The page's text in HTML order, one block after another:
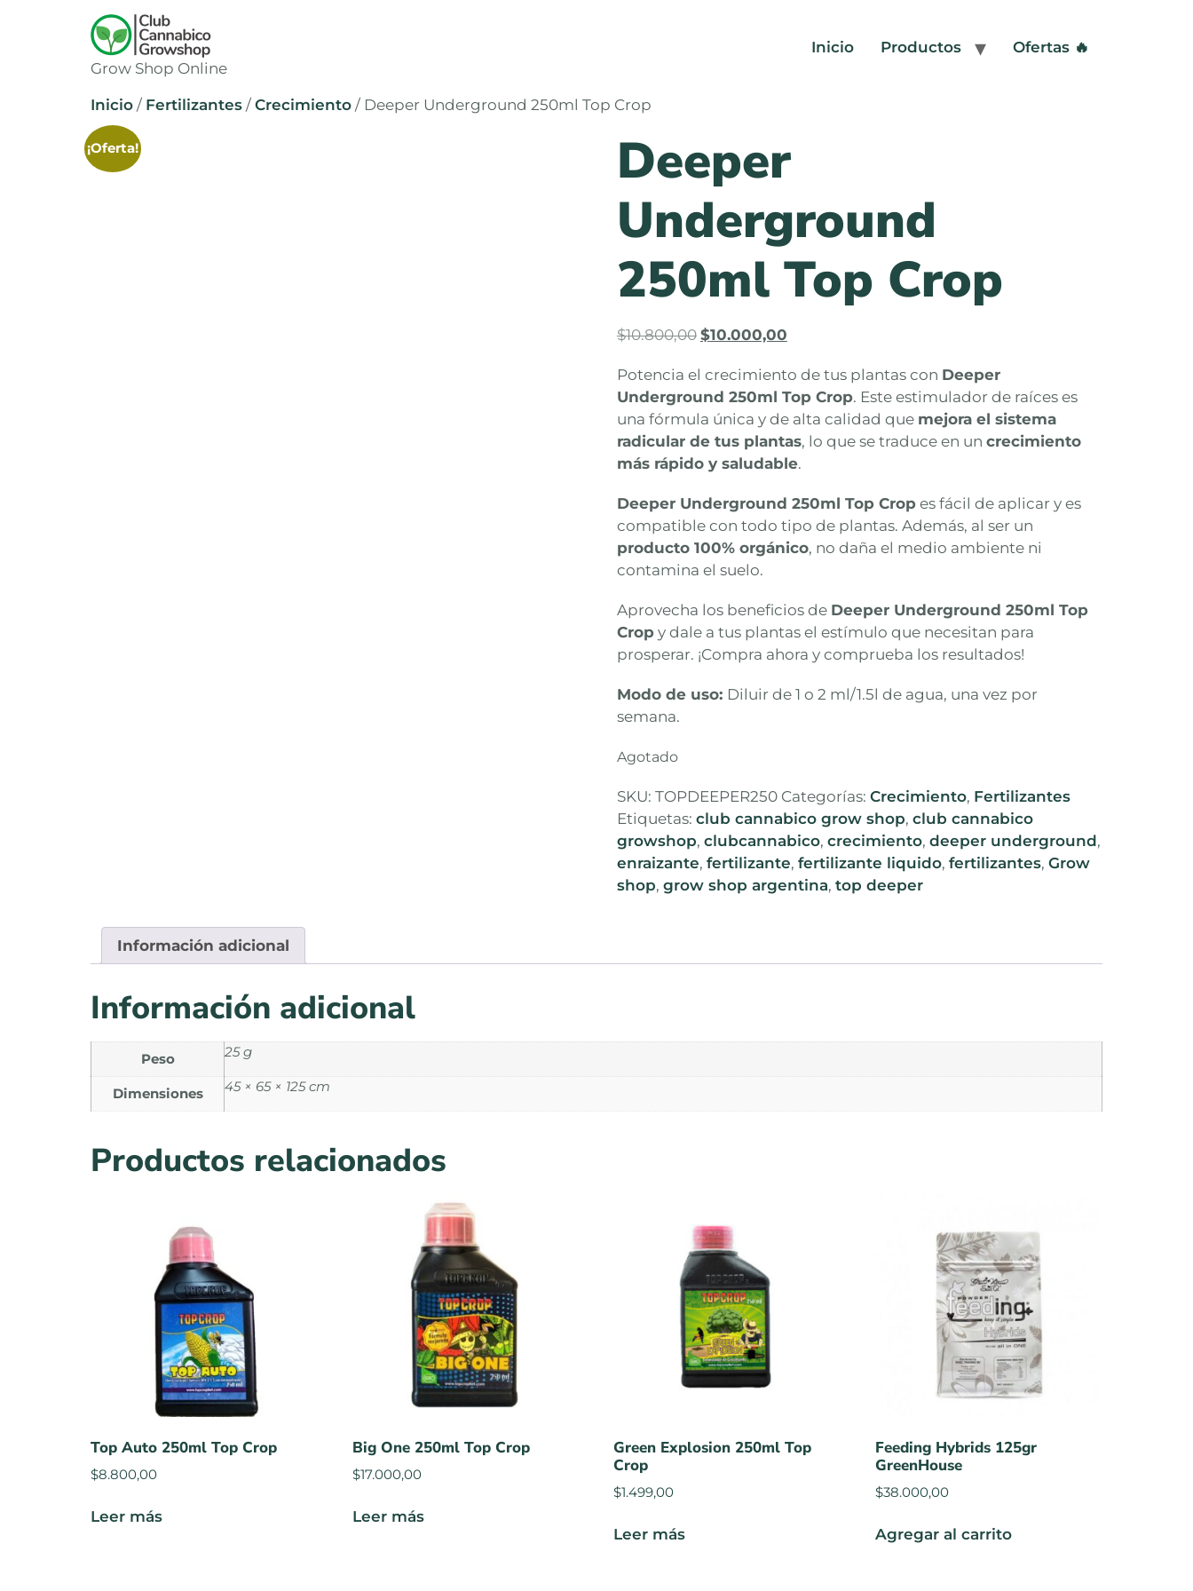
Grow Shop Online
Inicio Productos Ofertas 🔥
Inicio / Fertilizantes / Crecimiento / Deeper Underground 250ml Top Crop
¡Oferta!
Deeper
Underground
250ml Top Crop
$10.800,00 $10.000,00
Potencia el crecimiento de tus plantas con Deeper
Underground 250ml Top Crop. Este estimulador de raíces es
una fórmula única y de alta calidad que mejora el sistema
radicular de tus plantas, lo que se traduce en un crecimiento
más rápido y saludable.
Deeper Underground 250ml Top Cropes fácil de aplicar y es
compatible con todo tipo de plantas. Además, al ser un
producto 100% orgánico, no daña el medio ambiente ni
contamina el suelo.
Aprovecha los beneficios de Deeper Underground 250ml Top
Cropy dale a tus plantas el estímulo que necesitan para
prosperar. ¡Compra ahora y comprueba los resultados!
Modo de uso: Diluir de 1 o 2 ml/1.5l de agua, una vez por
semana.
Agotado
SKU: TOPDEEPER250 Categorías: Crecimiento, Fertilizantes
Etiquetas: club cannabico grow shop, club cannabico
growshop, clubcannabico, crecimiento, deeper underground,
enraizante, fertilizante, fertilizante liquido, fertilizantes, Grow
shop, grow shop argentina, top deeper
Información adicional
Información adicional
Peso 25 g
Dimensiones 45 × 65 × 125 cm
Productos relacionados
Top Auto 250ml Top Crop
$8.800,00
Leer más
Big One 250ml Top Crop
$17.000,00
Leer más
Green Explosion 250ml Top
Crop
$1.499,00
Leer más
Feeding Hybrids 125gr
GreenHouse
$38.000,00
Agregar al carrito